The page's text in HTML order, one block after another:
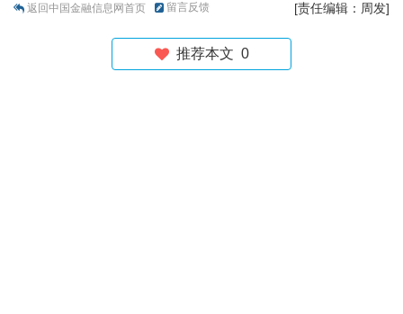
返回中国金融信息网首页 留言反馈 [责任编辑：周发]
推荐本文 0